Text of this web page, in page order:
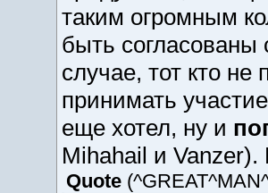
таким огромным
быть
случае, тот кто не
принимать
еще хотел, ну и
Mihahail и Vanzer).
Quote (